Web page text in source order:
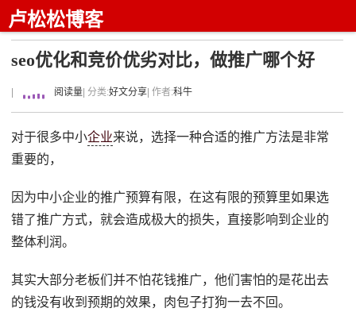
卢松松博客
seo优化和竞价优劣对比，做推广哪个好
阅读量 | 分类:好文分享 | 作者:科牛
对于很多中小企业来说，选择一种合适的推广方法是非常
重要的，
因为中小企业的推广预算有限，在这有限的预算里如果选
错了推广方式，就会造成极大的损失，直接影响到企业的
整体利润。
其实大部分老板们并不怕花钱推广，他们害怕的是花出去
的钱没有收到预期的效果，肉包子打狗一去不回。